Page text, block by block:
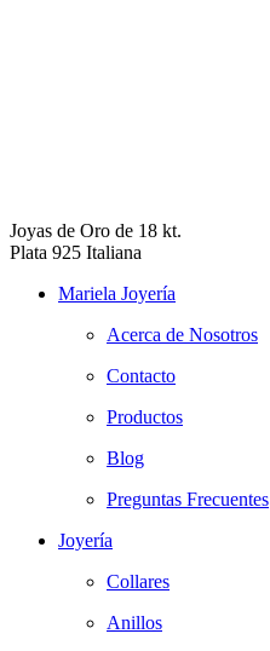
Joyas de Oro de 18 kt.
Plata 925 Italiana
Mariela Joyería
Acerca de Nosotros
Contacto
Productos
Blog
Preguntas Frecuentes
Joyería
Collares
Anillos